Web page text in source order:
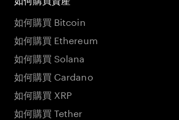
如何購買 Bitcoin
如何購買 Ethereum
如何購買 Solana
如何購買 Cardano
如何購買 XRP
如何購買 Tether